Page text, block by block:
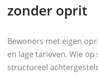
zonder oprit
Bewoners met eigen
en lage tarieven. Wie
structureel